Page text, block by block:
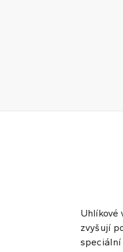
Uhlíkové
zvyšují
speciální